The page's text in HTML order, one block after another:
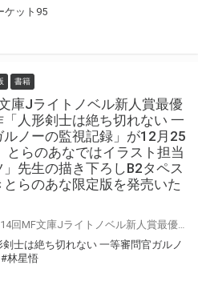
ケット95
書籍
庫Jライトノベル新人賞最優
人形剣士は絶ち切れない 一
ルノーの監視記録」が12月25
とらのあなではイラスト担当
先生の描き下ろしB2タペス
とらのあな限定版を発売いた
剣士は絶ち切れない 一等審問官ガルノ
#林星悟